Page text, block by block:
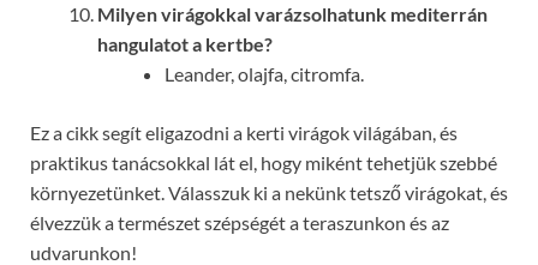
Milyen virágokkal varázsolhatunk mediterrán
hangulatot a kertbe?
Leander, olajfa, citromfa.
Ez a cikk segít eligazodni a kerti virágok világában, és
praktikus tanácsokkal lát el, hogy miként tehetjük szebbé
környezetünket. Válasszuk ki a nekünk tetsző virágokat, és
élvezzük a természet szépségét a teraszunkon és az
udvarunkon!